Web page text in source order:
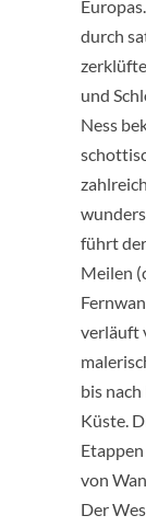
durch
und
Ness
führt
Meilen
verläuft
bis
Küste.
von
Der